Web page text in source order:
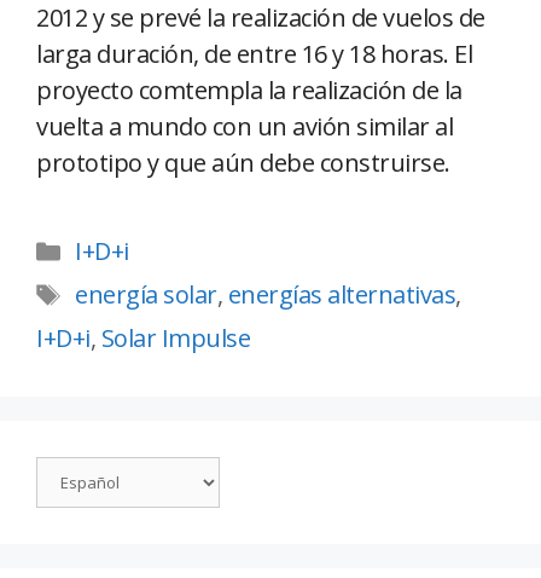
2012 y se prevé la realización de vuelos de
larga duración, de entre 16 y 18 horas. El
proyecto comtempla la realización de la
vuelta a mundo con un avión similar al
prototipo y que aún debe construirse.
I+D+i
energía solar, energías alternativas,
I+D+i, Solar Impulse